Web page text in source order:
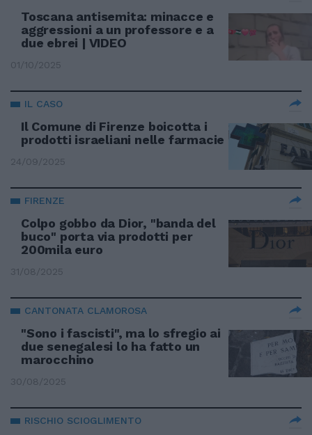
Toscana antisemita: minacce e
aggressioni a un professore e a
due ebrei | VIDEO
01/10/2025
IL CASO
Il Comune di Firenze boicotta i
prodotti israeliani nelle farmacie
24/09/2025
FIRENZE
Colpo gobbo da Dior, "banda del
buco" porta via prodotti per
200mila euro
31/08/2025
CANTONATA CLAMOROSA
"Sono i fascisti", ma lo sfregio ai
due senegalesi lo ha fatto un
marocchino
30/08/2025
RISCHIO SCIOGLIMENTO